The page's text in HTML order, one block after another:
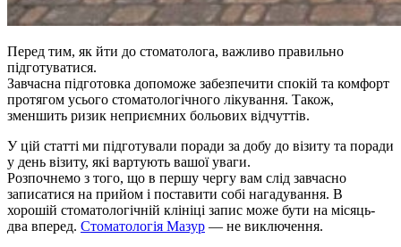
Перед тим, як йти до стоматолога, важливо правильно
підготуватися.
Завчасна підготовка допоможе забезпечити спокій та комфорт
протягом усього стоматологічного лікування. Також,
зменшить ризик неприємних больових відчуттів.
У цій статті ми підготували поради за добу до візиту та поради
у день візиту, які вартують вашої уваги.
Розпочнемо з того, що в першу чергу вам слід завчасно
записатися на прийом і поставити собі нагадування. В
хорошій стоматологічній клініці запис може бути на місяць-
два вперед. Стоматологія Мазур — не виключення.